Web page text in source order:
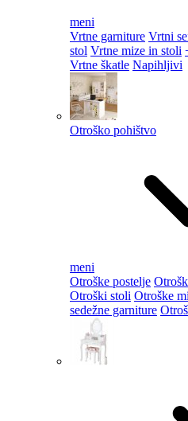
meni
Vrtne garniture Vrtni
stol Vrtne mize in stoli
Vrtne škatle Napihljivi
Otroško pohištvo
meni
Otroške postelje
Otroški stoli Otroške
sedežne garniture